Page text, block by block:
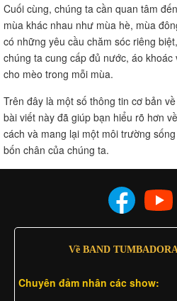
Cuối cùng, chúng ta cần quan tâm
mùa khác nhau như mùa hè, mùa
có những yêu cầu chăm sóc riêng
chúng ta cung cấp đủ nước, áo
cho mèo trong mỗi mùa.
Trên đây là một số thông tin cơ bản
bài viết này đã giúp bạn hiểu rõ hơn
cách và mang lại một môi trường
bốn chân của chúng ta.
Về BAND
Chuyên đảm nhân các show: